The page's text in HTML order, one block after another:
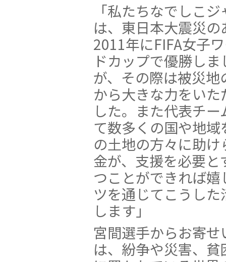
「私たちなでしこ
は、東日本大震災の
2011年にFIFA女子
ドカップで優勝しま
が、その際は被災地
から大きな力をいた
した。また代表チー
て数多くの国や地
の土地の方々に助
金が、支援を必要
つことができれば
ツを通じてこうし
します」
宮間選手からお寄
は、紛争や災害、